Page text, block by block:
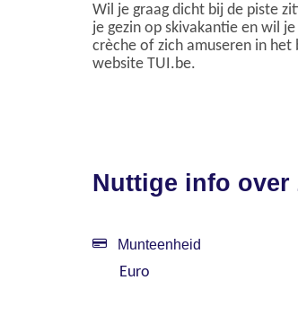
Wil je graag dicht bij de piste
je gezin op skivakantie en wil
crèche of zich amuseren in
website TUI.be.
Nuttige info over
Munteenheid
Euro